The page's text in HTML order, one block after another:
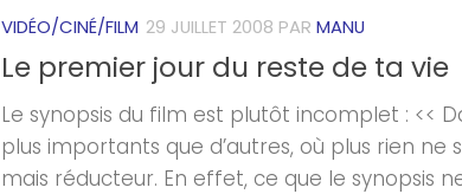
VIDÉO/CINÉ/FILM 29 JUILLET 2008 PAR MANU
Le premier jour du reste de ta vie
Le synopsis du film est plutôt incomplet : <<
plus importants que d’autres, où plus rien ne
mais réducteur. En effet, ce que le synopsis